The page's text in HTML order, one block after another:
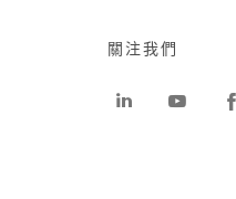
關注我們